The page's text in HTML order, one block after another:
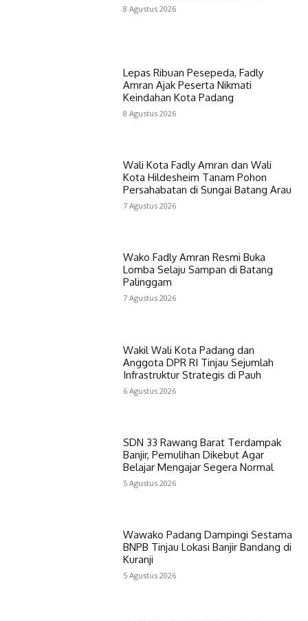
8 Agustus 2026
Lepas Ribuan Pesepeda, Fadly
Amran Ajak Peserta Nikmati
Keindahan Kota Padang
8 Agustus 2026
Wali Kota Fadly Amran dan Wali
Kota Hildesheim Tanam Pohon
Persahabatan di Sungai Batang Arau
7 Agustus 2026
Wako Fadly Amran Resmi Buka
Lomba Selaju Sampan di Batang
Palinggam
7 Agustus 2026
Wakil Wali Kota Padang dan
Anggota DPR RI Tinjau Sejumlah
Infrastruktur Strategis di Pauh
6 Agustus 2026
SDN 33 Rawang Barat Terdampak
Banjir, Pemulihan Dikebut Agar
Belajar Mengajar Segera Normal
5 Agustus 2026
Wawako Padang Dampingi Sestama
BNPB Tinjau Lokasi Banjir Bandang di
Kuranji
5 Agustus 2026